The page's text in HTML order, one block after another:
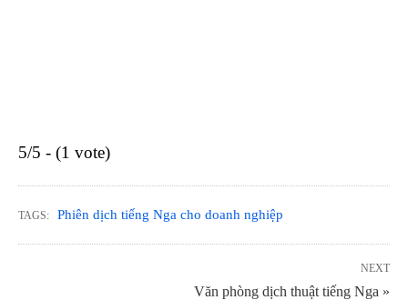
5/5 - (1 vote)
TAGS: Phiên dịch tiếng Nga cho doanh nghiệp
NEXT
Văn phòng dịch thuật tiếng Nga »